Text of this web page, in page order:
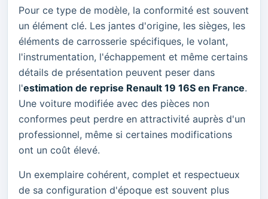
Pour ce type de modèle, la conformité est souvent
un élément clé. Les jantes d'origine, les sièges, les
éléments de carrosserie spécifiques, le volant,
l'instrumentation, l'échappement et même certains
détails de présentation peuvent peser dans
l'estimation de reprise Renault 19 16S en France.
Une voiture modifiée avec des pièces non
conformes peut perdre en attractivité auprès d'un
professionnel, même si certaines modifications
ont un coût élevé.
Un exemplaire cohérent, complet et respectueux
de sa configuration d'époque est souvent plus